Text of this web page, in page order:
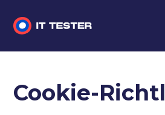
Automatisiertes Testen
Cookie-